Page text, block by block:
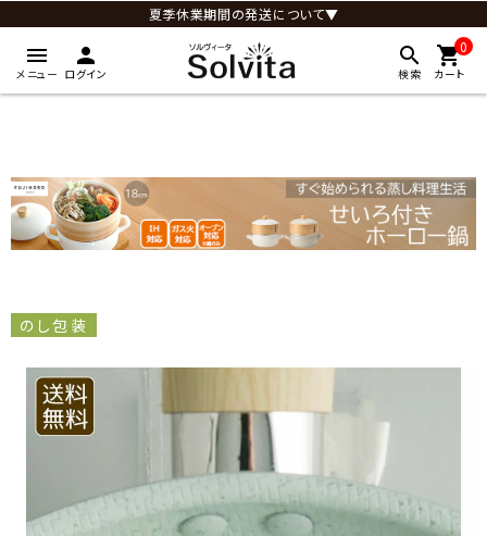
夏季休業期間の発送について▼
menu
メニュー
person
ログイン
search
検索
0
shopping_cart
カート
のし包装